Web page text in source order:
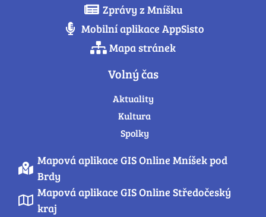
Zprávy z Mníšku
Mobilní aplikace AppSisto
Mapa stránek
Volný čas
Aktuality
Kultura
Spolky
Mapová aplikace GIS Online Mníšek pod
Brdy
Mapová aplikace GIS Online Středočeský
kraj